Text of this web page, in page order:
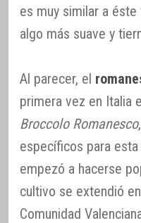
es muy similar a éste
algo más suave y
Al parecer, el
primera vez en Italia
Broccolo Romanesco
específicos para esta
empezó a hacerse
cultivo se extendió
Comunidad